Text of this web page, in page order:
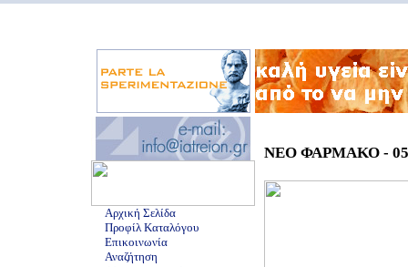
Αρχική Σελίδα
Προφίλ Καταλόγου
Επικοινωνία
Αναζήτηση
ΝΕΟ ΦΑΡΜΑΚΟ -